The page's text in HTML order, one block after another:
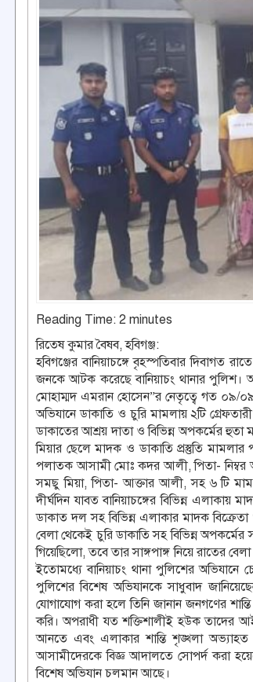
Reading Time: 2 minutes
রিতেষ কুমার বৈষব, হবিগঞ্জ:
হবিগঞ্জের বানিয়াচঙ্গে বৃহস্পতিবার দিবাগত
জনকে আটক করেছে বানিয়াচং থানার পুলিশ।
মোহাম্মদ এমরান হোসেন”র নেতৃত্বে গত ০৯/০৯
অভিযানে ডাকাতি ও চুরি মামলায় ২টি
ডাকাতের আশ্রয় দাতা ও বিভিন্ন অপকর্মের হুতা
মিয়ার ছেলে মাদক ও ডাকাতি প্রস্তুতি
পলাতক আসামী মোঃ কদর আলী, পিতা- নিম্বর
সমছু মিয়া, পিতা- আক্তার আলী, সহ ৬ টি
দীর্ঘদিন যাবত বানিয়াচঙ্গের বিভিন্ন
ডাকাত দল সহ বিভিন্ন এলাকার মাদক
বেলা থেকেই চুরি ডাকাতি সহ বিভিন্ন
গিয়েছিলো, তবে তার সাঙ্গপাঙ্গ নিয়ে রাতের
ইতোমধ্যে বানিয়াচং থানা পুলিশের
পুলিশের বিশেষ অভিযানকে সাধুবাদ
যোগাযোগ করা হলে তিনি জানান জনগণের
করি। অপরাধী যত শক্তিশালীই হউক
আনতে এবং এলাকার শান্তি শৃঙ্খলা অভ্যাহত
আসামীদেরকে বিজ্ঞ আদালতে সোপর্দ করা
বিশেষ অভিযান চলমান আছে।